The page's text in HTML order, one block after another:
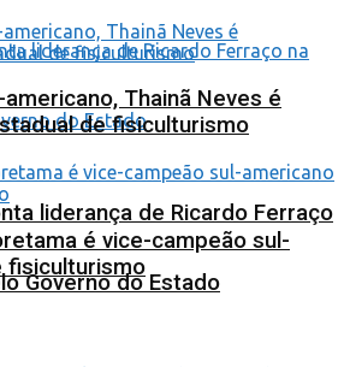
liderança de Ricardo Ferraço
Governo do Estado
Thainã Neves é
de fisiculturismo
é vice-campeão sul-
fisiculturismo